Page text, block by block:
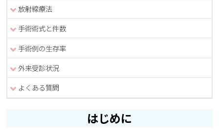
放射線療法
手術術式と件数
手術例の生存率
外来受診状況
よくある質問
はじめに